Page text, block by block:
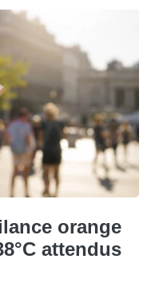
orange
attendus